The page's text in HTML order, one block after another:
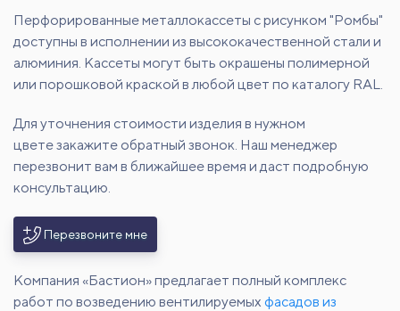
Перфорированные металлокассеты с рисунком "Ромбы"
доступны в исполнении из высококачественной стали и
алюминия. Кассеты могут быть окрашены полимерной
или порошковой краской в любой цвет по каталогу RAL.
Для уточнения стоимости изделия в нужном
цвете закажите обратный звонок. Наш менеджер
перезвонит вам в ближайшее время и даст подробную
консультацию.
Перезвоните мне
Компания «Бастион» предлагает полный комплекс
работ по возведению вентилируемых фасадов из